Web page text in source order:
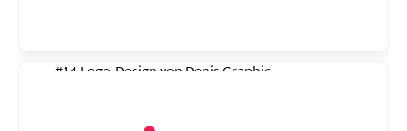
#14 Logo-Design von Denis Graphic